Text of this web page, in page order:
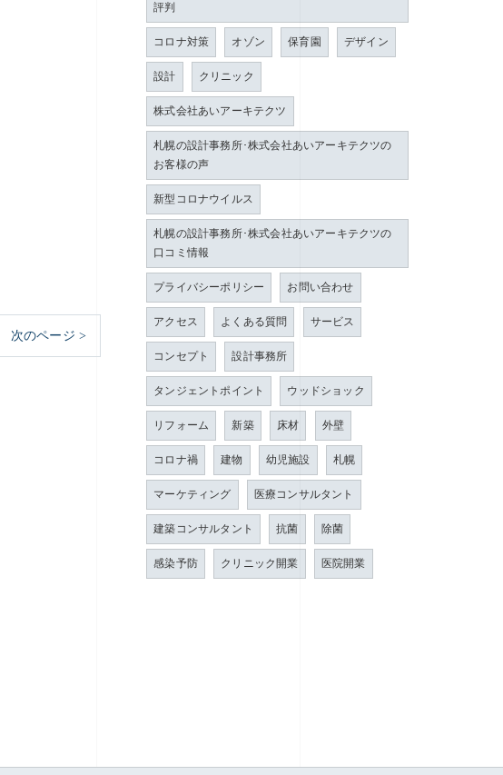
次のページ >
評判
コロナ対策 オゾン 保育園 デザイン
設計 クリニック
株式会社あいアーキテクツ
札幌の設計事務所･株式会社あいアーキテクツの
お客様の声
新型コロナウイルス
札幌の設計事務所･株式会社あいアーキテクツの
口コミ情報
プライバシーポリシー お問い合わせ
アクセス よくある質問 サービス
コンセプト 設計事務所
タンジェントポイント ウッドショック
リフォーム 新築 床材 外壁
コロナ禍 建物 幼児施設 札幌
マーケティング 医療コンサルタント
建築コンサルタント 抗菌 除菌
感染予防 クリニック開業 医院開業